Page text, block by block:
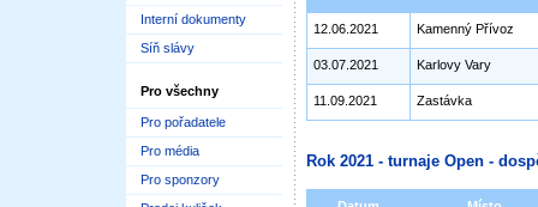
Interní dokumenty
Síň slávy
Pro všechny
Pro pořadatele
Pro média
Pro sponzory
12.06.2021 Kamenný Přívoz
03.07.2021 Karlovy Vary
11.09.2021 Zastávka
Rok 2021 - turnaje Open -